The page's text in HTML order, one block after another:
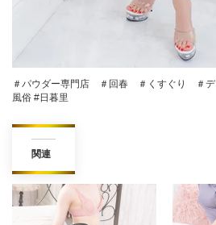
＃パウダー専門店 ＃回春 ＃くすぐり ＃
風俗 #日暮里
関連